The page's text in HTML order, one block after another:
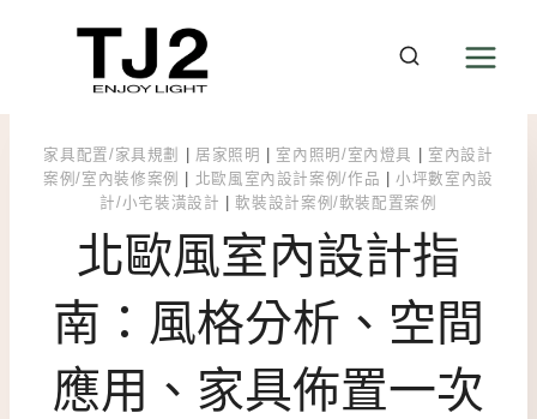
家具配置/家具規劃 居家照明 室內照明/室內燈具
室內設計
案例/室內裝修案例
北歐風室內設計案例/作品 |小坪數室內設
計/小宅裝潢設計
|軟裝設計案例/軟裝配置案例
北歐風室內設計指
南：風格分析、空間
應用、家具佈置一次